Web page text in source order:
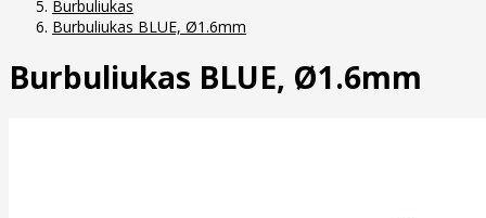
Burbuliukas
Burbuliukas BLUE, Ø1.6mm
Burbuliukas BLUE, Ø1.6mm